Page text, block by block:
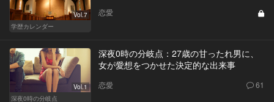
Vol.7
学歴カレンダー
恋愛
Vol.1
深夜0時の分岐点
深夜0時の分岐点：27歳の甘ったれ男に、
女が愛想をつかせた決定的な出来事
恋愛 61